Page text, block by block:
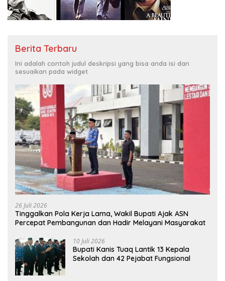
Berita Terbaru
Ini adalah contoh judul deskripsi yang bisa anda isi dan
sesuaikan pada widget
26 Juli 2026
Tinggalkan Pola Kerja Lama, Wakil Bupati Ajak ASN
Percepat Pembangunan dan Hadir Melayani Masyarakat
10 Juli 2026
Bupati Kanis Tuaq Lantik 13 Kepala
Sekolah dan 42 Pejabat Fungsional